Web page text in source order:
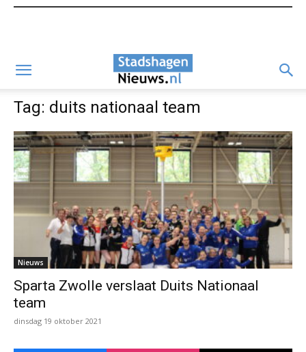
Tag: duits nationaal team
Nieuws
Sparta Zwolle verslaat Duits Nationaal
team
dinsdag 19 oktober 2021